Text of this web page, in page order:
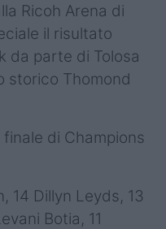
Ricoh Arena di
il risultato
da parte di Tolosa
storico Thomond
di Champions
14 Dillyn Leyds, 13
Botia, 11